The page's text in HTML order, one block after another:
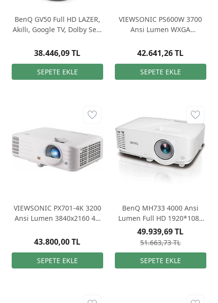
BenQ GV50 Full HD LAZER,
Akıllı, Google TV, Dolby Ses,
Projeksiyon
38.446,09 TL
VIEWSONIC PS600W 3700
Ansi Lumen WXGA
Mesafe 3D PROJEKSİYON
42.641,26 TL
VIEWSONIC PX701-4K 3200
Ansi Lumen 3840x2160 4K
43.800,00 TL
BenQ MH733 4000 Ansi
Lumen Full HD 1920*1080
DLP Projeksiyon Cihazı
51.663,73 TL
49.939,69 TL